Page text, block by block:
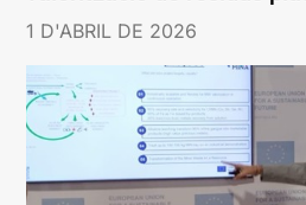
1 D'ABRIL DE 2026